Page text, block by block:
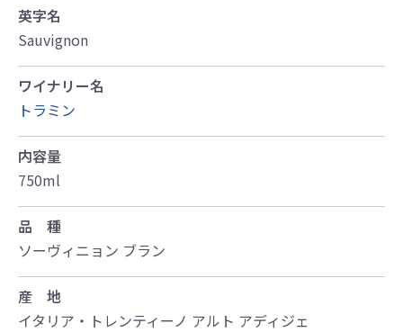
英字名
Sauvignon
ワイナリー名
トラミン
内容量
750ml
品 種
ソーヴィニョン ブラン
産 地
イタリア・トレンティーノ アルト アディジェ